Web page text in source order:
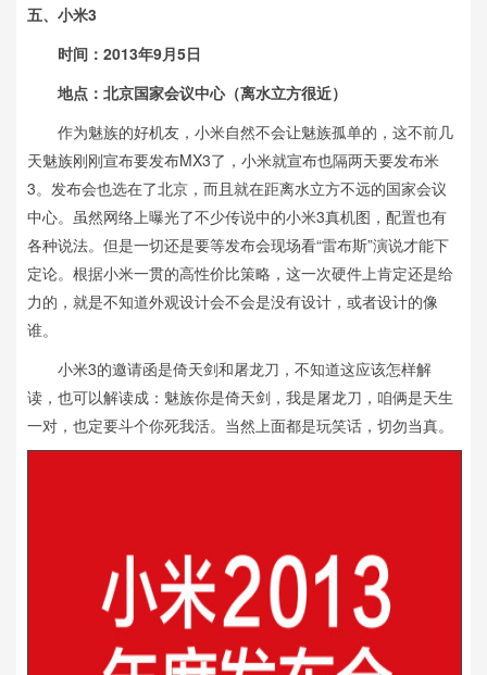
五、小米3
时间：2013年9月5日
地点：北京国家会议中心（离水立方很近）
作为魅族的好机友，小米自然不会让魅族孤单的，这不前几
天魅族刚刚宣布要发布MX3了，小米就宣布也隔两天要发布米
3。发布会也选在了北京，而且就在距离水立方不远的国家会议
中心。虽然网络上曝光了不少传说中的小米3真机图，配置也有
各种说法。但是一切还是要等发布会现场看“雷布斯”演说才能下
定论。根据小米一贯的高性价比策略，这一次硬件上肯定还是给
力的，就是不知道外观设计会不会是没有设计，或者设计的像
谁。
小米3的邀请函是倚天剑和屠龙刀，不知道这应该怎样解
读，也可以解读成：魅族你是倚天剑，我是屠龙刀，咱俩是天生
一对，也定要斗个你死我活。当然上面都是玩笑话，切勿当真。